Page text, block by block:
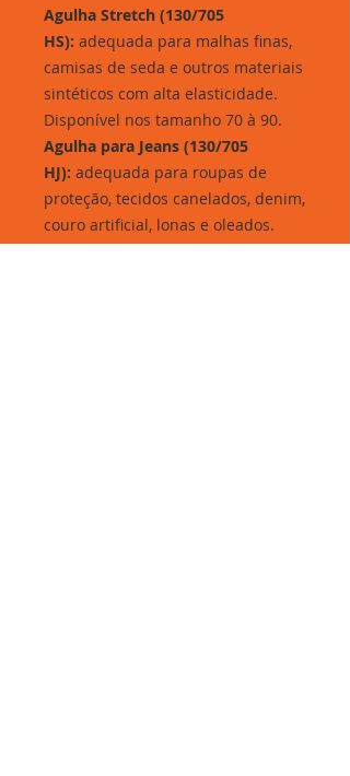
Agulha Stretch (130/705
HS): adequada para malhas finas,
camisas de seda e outros materiais
sintéticos com alta elasticidade.
Disponível nos tamanho 70 à 90.
Agulha para Jeans (130/705
HJ): adequada para roupas de
proteção, tecidos canelados, denim,
couro artificial, lonas e oleados.
Disponível nos tamanhos 90 à 110